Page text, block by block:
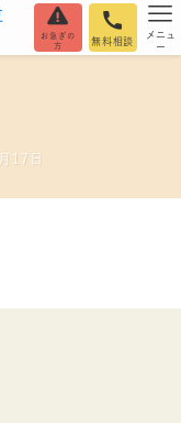
お急ぎの
方
無料相談
メニュ
ー
17日